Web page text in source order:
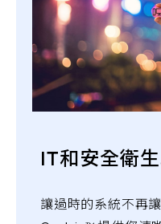
IT和安全衛
讓過時的系統不再